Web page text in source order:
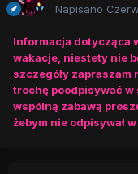
Napisano
Informacja dotycząca
wakacje, niestety nie
szczegóły zapraszam
trochę poodpisywać
wspólną zabawą
żebym nie odpisywał